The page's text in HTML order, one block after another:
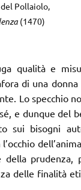
Pollaiolo,
(1470)
qualità e
di una
Lo specchio
e dunque del
sui bisogni
delle finalità